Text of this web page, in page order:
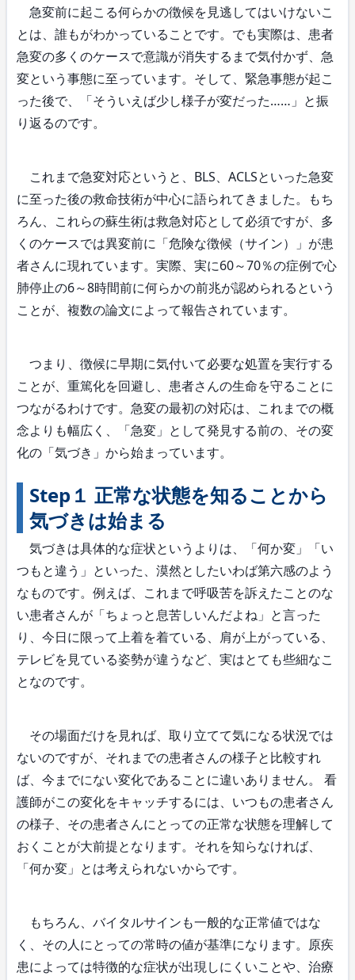
急変前に起こる何らかの徴候を見逃してはいけないこ
とは、誰もがわかっていることです。でも実際は、患者
急変の多くのケースで意識が消失するまで気付かず、急
変という事態に至っています。そして、緊急事態が起こ
った後で、「そういえば少し様子が変だった……」と振
り返るのです。
これまで急変対応というと、BLS、ACLSといった急変
に至った後の救命技術が中心に語られてきました。もち
ろん、これらの蘇生術は救急対応として必須ですが、多
くのケースでは異変前に「危険な徴候（サイン）」が患
者さんに現れています。実際、実に60～70％の症例で心
肺停止の6～8時間前に何らかの前兆が認められるという
ことが、複数の論文によって報告されています。
つまり、徴候に早期に気付いて必要な処置を実行する
ことが、重篤化を回避し、患者さんの生命を守ることに
つながるわけです。急変の最初の対応は、これまでの概
念よりも幅広く、「急変」として発見する前の、その変
化の「気づき」から始まっています。
Step１ 正常な状態を知ることから
気づきは始まる
気づきは具体的な症状というよりは、「何か変」「い
つもと違う」といった、漠然としたいわば第六感のよう
なものです。例えば、これまで呼吸苦を訴えたことのな
い患者さんが「ちょっと息苦しいんだよね」と言った
り、今日に限って上着を着ている、肩が上がっている、
テレビを見ている姿勢が違うなど、実はとても些細なこ
となのです。
その場面だけを見れば、取り立てて気になる状況では
ないのですが、それまでの患者さんの様子と比較すれ
ば、今までにない変化であることに違いありません。 看
護師がこの変化をキャッチするには、いつもの患者さん
の様子、その患者さんにとっての正常な状態を理解して
おくことが大前提となります。それを知らなければ、
「何か変」とは考えられないからです。
もちろん、バイタルサインも一般的な正常値ではな
く、その人にとっての常時の値が基準になります。原疾
患によっては特徴的な症状が出現しにくいことや、治療